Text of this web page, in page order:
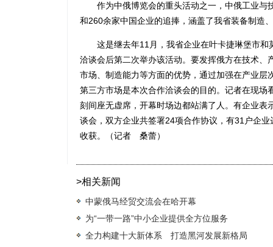
作为中俄博览会的重头活动之一，中俄工业与
和260余家中国企业的追捧，涵盖了我省装备制造
这是继去年11月，我省企业在叶卡捷琳堡市和
洽谈会后第二次举办该活动。要发挥俄方在技术
市场、制造能力等方面的优势，通过加强在产业
第三方市场是本次合作洽谈会的目的。记者在现
刻间座无虚席，开幕时场边都站满了人。有企业
谈会，双方企业共签署24项合作协议，有31户企
收获。（记者 桑蕾）
>相关新闻
中蒙俄马经贸交流会在哈开幕
为“一带一路”中小企业提供全方位服务
全力构建十大新体系 打造黑河发展新格局